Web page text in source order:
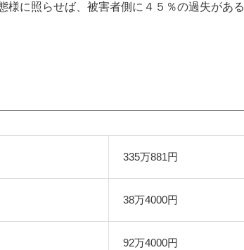
様に照らせば、被害者側に４５％の過失がある
335万881円
38万4000円
92万4000円